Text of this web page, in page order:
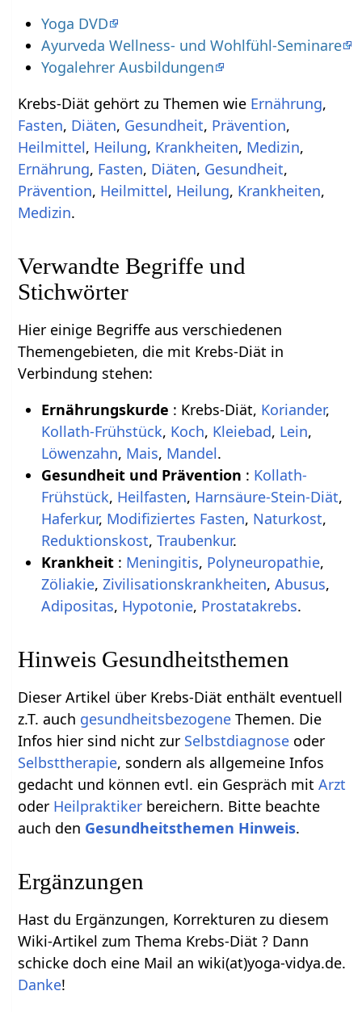
Yoga DVD
Ayurveda Wellness- und Wohlfühl-Seminare
Yogalehrer Ausbildungen
Krebs-Diät gehört zu Themen wie Ernährung,
Fasten, Diäten, Gesundheit, Prävention,
Heilmittel, Heilung, Krankheiten, Medizin,
Ernährung, Fasten, Diäten, Gesundheit,
Prävention, Heilmittel, Heilung, Krankheiten,
Medizin.
Verwandte Begriffe und
Stichwörter
Hier einige Begriffe aus verschiedenen
Themengebieten, die mit Krebs-Diät in
Verbindung stehen:
Ernährungskurde : Krebs-Diät, Koriander,
Kollath-Frühstück, Koch, Kleiebad, Lein,
Löwenzahn, Mais, Mandel.
Gesundheit und Prävention : Kollath-
Frühstück, Heilfasten, Harnsäure-Stein-Diät,
Haferkur, Modifiziertes Fasten, Naturkost,
Reduktionskost, Traubenkur.
Krankheit : Meningitis, Polyneuropathie,
Zöliakie, Zivilisationskrankheiten, Abusus,
Adipositas, Hypotonie, Prostatakrebs.
Hinweis Gesundheitsthemen
Dieser Artikel über Krebs-Diät enthält eventuell
z.T. auch gesundheitsbezogene Themen. Die
Infos hier sind nicht zur Selbstdiagnose oder
Selbsttherapie, sondern als allgemeine Infos
gedacht und können evtl. ein Gespräch mitArzt
oder Heilpraktiker bereichern. Bitte beachte
auch den Gesundheitsthemen Hinweis.
Ergänzungen
Hast du Ergänzungen, Korrekturen zu diesem
Wiki-Artikel zum Thema Krebs-Diät ? Dann
schicke doch eine Mail an wiki(at)yoga-vidya.de.
Danke!